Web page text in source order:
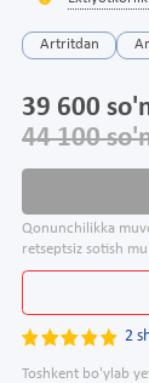
Artritdan
39 600
44 100
Qonunchilikka
retseptsiz sotish
2
Toshkent bo'ylab